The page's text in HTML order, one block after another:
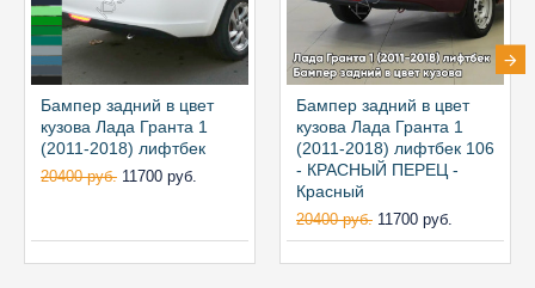
Бампер задний в цвет
кузова Лада Гранта 1
(2011-2018) лифтбек
20400 руб. 11700 руб.
Бампер задний в цвет
кузова Лада Гранта 1
(2011-2018) лифтбек 106
- КРАСНЫЙ ПЕРЕЦ -
Красный
20400 руб. 11700 руб.